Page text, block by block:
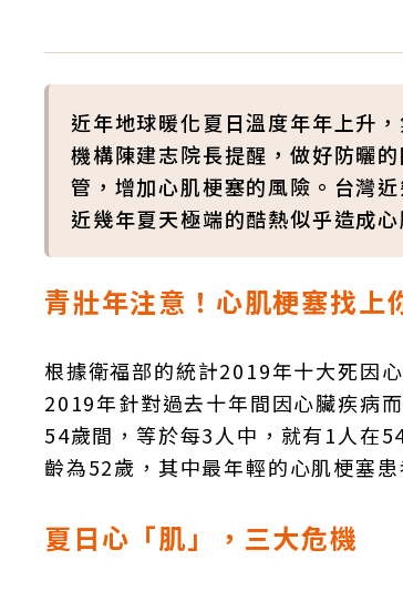
近年地球暖化夏日溫度年年上升
機構陳建志院長提醒，做好防曬
管，增加心肌梗塞的風險。台灣
近幾年夏天極端的酷熱似乎造成
青壯年注意！心肌梗塞找上
根據衛福部的統計2019年十大死因
2019年針對過去十年間因心臟疾病
54歲間，等於每3人中，就有1人在
齡為52歲，其中最年輕的心肌梗塞患
夏日心「肌」，三大危機